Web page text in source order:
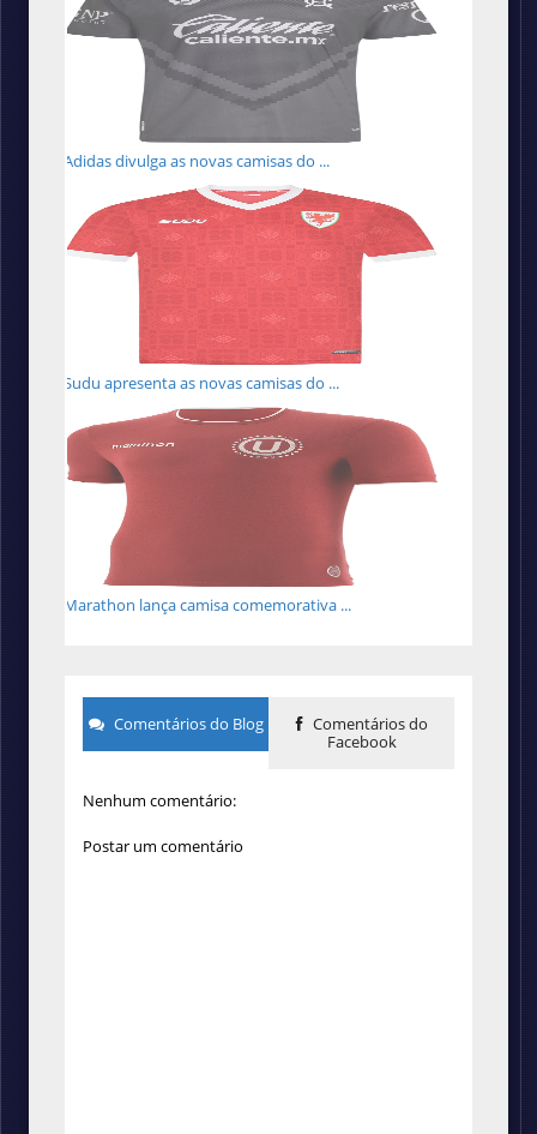
Adidas divulga as novas camisas do ...
Sudu apresenta as novas camisas do ...
Marathon lança camisa comemorativa ...
Comentários do Blog
Comentários do
Facebook
Nenhum comentário:
Postar um comentário